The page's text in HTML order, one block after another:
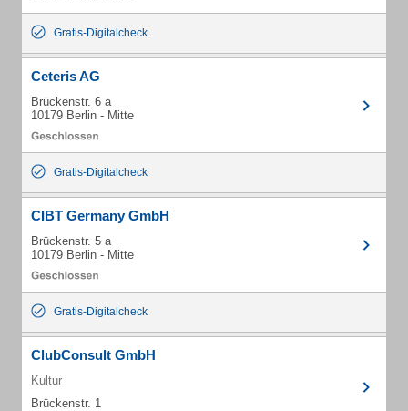
Gratis-Digitalcheck
Ceteris AG
Brückenstr. 6 a
10179 Berlin - Mitte
Gratis-Digitalcheck
CIBT Germany GmbH
Brückenstr. 5 a
10179 Berlin - Mitte
Gratis-Digitalcheck
ClubConsult GmbH
Kultur
Brückenstr. 1